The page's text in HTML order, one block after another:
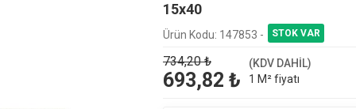
15x40
Ürün Kodu: 147853 -
734,20₺
693,82 ₺
(KDV DAHİL)
1 M² fiyatı